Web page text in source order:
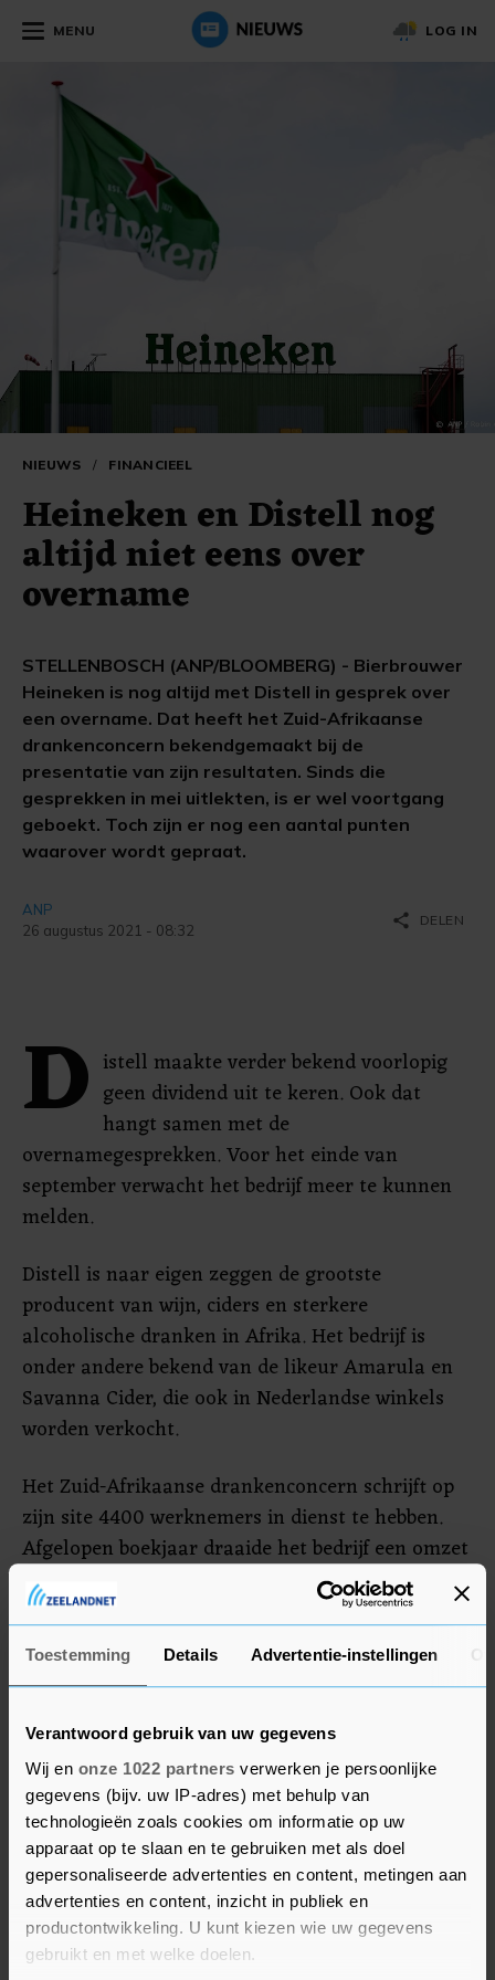
Toestemming Details Advertentie-instellingen
Verantwoord gebruik van uw gegevens
Wij en onze 1022 partners verwerken je persoonlijke
gegevens (bijv. uw IP-adres) met behulp van
technologieën zoals cookies om informatie op uw
apparaat op te slaan en te gebruiken met als doel
gepersonaliseerde advertenties en content, metingen aan
advertenties en content, inzicht in publiek en
productontwikkeling. U kunt kiezen wie uw gegevens
gebruikt en met welke doelen.
MENU LOG IN
NIEUWS / FINANCIEEL
Heineken en Distell nog
altijd niet eens over
overname
STELLENBOSCH (ANP/BLOOMBERG) - Bierbrouwer
Heineken is nog altijd met Distell in gesprek over
een overname. Dat heeft het Zuid-Afrikaanse
drankenconcern bekendgemaakt bij de
presentatie van zijn resultaten. Sinds die
gesprekken in mei uitlekten, is er wel voortgang
geboekt. Toch zijn er nog een aantal punten
waarover wordt gepraat.
ANP
26 augustus 2021 - 08:32
share DELEN
D istell maakte verder bekend voorlopig
geen dividend uit te keren. Ook dat
hangt samen met de
overnamegesprekken. Voor het einde van
september verwacht het bedrijf meer te kunnen
melden.
Distell is naar eigen zeggen de grootste
producent van wijn, ciders en sterkere
alcoholische dranken in Afrika. Het bedrijf is
onder andere bekend van de likeur Amarula en
Savanna Cider, die ook in Nederlandse winkels
worden verkocht.
Het Zuid-Afrikaanse drankenconcern schrijft op
zijn site 4400 werknemers in dienst te hebben.
Afgelopen boekjaar draaide het bedrijf een omzet
van zo'n 28 miljard rand, omgerekend 1,6 miljard
euro. Een overname van Distell zou de
belangrijkste deal voor Heineken worden sinds
2018, toen het een samenwerkingsverband